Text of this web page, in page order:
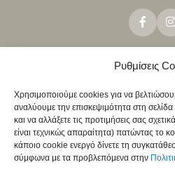
Ρυθμίσεις
Χρησιμοποιούμε cookies για να
αναλύουμε την επισκεψιμότητα στη
και να αλλάξετε τις προτιμήσεις σας
είναι τεχνικώς απαραίτητα) πατώντας το
κάποιο cookie ενεργό δίνετε τη
σύμφωνα με τα προβλεπόμενα στην
NEO
ΠΟΛΙΤΙΚΉ ΑΠΟΡΡΉΤΟΥ